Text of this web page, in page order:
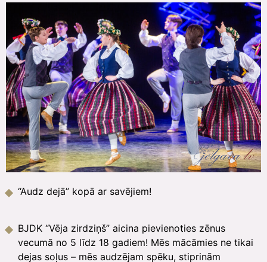
“Audz dejā” kopā ar savējiem!
BJDK “Vēja zirdziņš” aicina pievienoties zēnus
vecumā no 5 līdz 18 gadiem! Mēs mācāmies ne tikai
dejas soļus – mēs audzējam spēku, stiprinām